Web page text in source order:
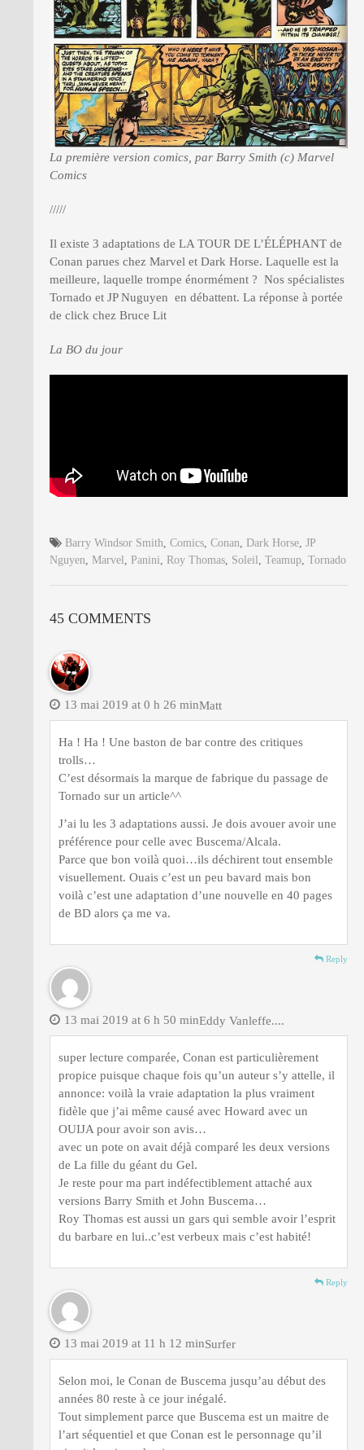
La première version comics, par Barry Smith (c) Marvel
Comics
/////
Il existe 3 adaptations de LA TOUR DE L’ÉLÉPHANT de
Conan parues chez Marvel et Dark Horse. Laquelle est la
meilleure, laquelle trompe énormément ? Nos spécialistes
Tornado et JP Nuguyen en débattent. La réponse à portée
de click chez Bruce Lit
La BO du jour
Barry Windsor Smith Comics Conan Dark Horse JP
Nguyen
Marvel Panini Roy Thomas Soleil Teamup Tornado
45 COMMENTS
Matt
13 mai 2019 at 0 h 26 min
Ha ! Ha ! Une baston de bar contre des critiques
trolls…
C’est désormais la marque de fabrique du passage de
Tornado sur un article^^
J’ai lu les 3 adaptations aussi. Je dois avouer avoir une
préférence pour celle avec Buscema/Alcala.
Parce que bon voilà quoi…ils déchirent tout ensemble
visuellement. Ouais c’est un peu bavard mais bon
voilà c’est une adaptation d’une nouvelle en 40 pages
de BD alors ça me va.
Reply
Eddy Vanleffe....
13 mai 2019 at 6 h 50 min
super lecture comparée, Conan est particulièrement
propice puisque chaque fois qu’un auteur s’y attelle, il
annonce: voilà la vraie adaptation la plus vraiment
fidèle que j’ai même causé avec Howard avec un
OUIJA pour avoir son avis…
avec un pote on avait déjà comparé les deux versions
de La fille du géant du Gel.
Je reste pour ma part indéfectiblement attaché aux
versions Barry Smith et John Buscema…
Roy Thomas est aussi un gars qui semble avoir l’esprit
du barbare en lui..c’est verbeux mais c’est habité!
Reply
Surfer
13 mai 2019 at 11 h 12 min
Selon moi, le Conan de Buscema jusqu’au début des
années 80 reste à ce jour inégalé.
Tout simplement parce que Buscema est un maitre de
l’art séquentiel et que Conan est le personnage qu’il